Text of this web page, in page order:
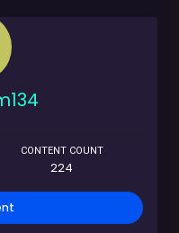
CONTENT COUNT
224